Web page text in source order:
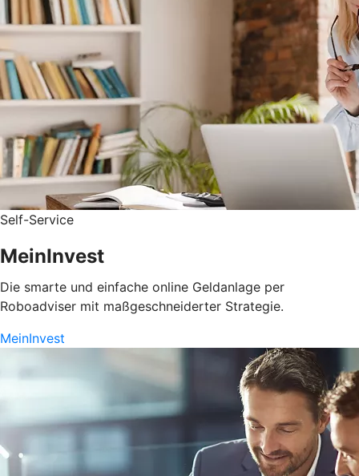
Self-Service
MeinInvest
Die smarte und einfache online Geldanlage per
Roboadviser mit maßgeschneiderter Strategie.
MeinInvest